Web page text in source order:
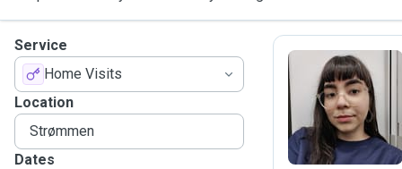
Service
Home Visits
Location
Dates
I